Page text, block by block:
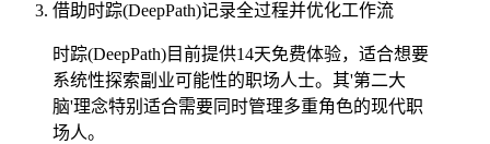
借助时踪(DeepPath)记录全过程并优化工作流
时踪(DeepPath)目前提供14天免费体验，适合想要
系统性探索副业可能性的职场人士。其'第二大
脑'理念特别适合需要同时管理多重角色的现代职
场人。